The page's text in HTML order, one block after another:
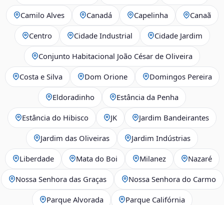
Camilo Alves Canadá Capelinha Canaã
Centro Cidade Industrial Cidade Jardim
Conjunto Habitacional João César de Oliveira
Costa e Silva Dom Orione Domingos Pereira
Eldoradinho Estância da Penha
Estância do Hibisco JK Jardim Bandeirantes
Jardim das Oliveiras Jardim Indústrias
Liberdade Mata do Boi Milanez Nazaré
Nossa Senhora das Graças Nossa Senhora do Carmo
Parque Alvorada Parque Califórnia